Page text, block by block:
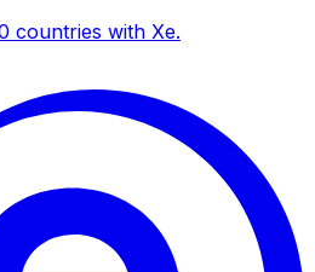
countries with Xe.